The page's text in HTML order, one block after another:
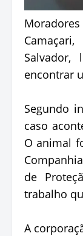
encontrar
Segundo
caso
O animal
de
trabalho
A